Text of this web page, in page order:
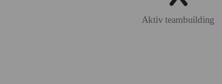
Aktiv teambuilding